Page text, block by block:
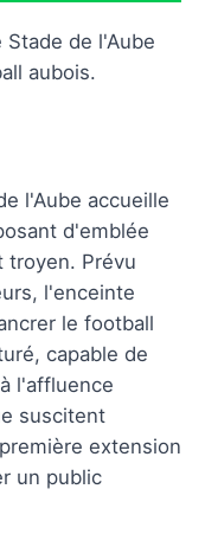
de l'Aube
aubois.
l'Aube accueille
d'emblée
Prévu
l'enceinte
le football
capable de
l'affluence
suscitent
extension
un public